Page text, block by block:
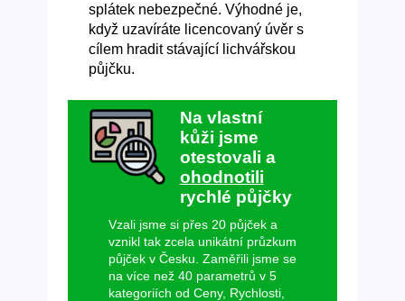
splátek nebezpečné. Výhodné je,
když uzavíráte licencovaný úvěr s
cílem hradit stávající lichvářskou
půjčku.
Na vlastní
kůži jsme
otestovali a
ohodnotili
rychlé půjčky
Vzali jsme si přes 20 půjček a
vznikl tak zcela unikátní průzkum
půjček v Česku. Zaměřili jsme se
na více než 40 parametrů v 5
kategoriích od Ceny, Rychlosti,